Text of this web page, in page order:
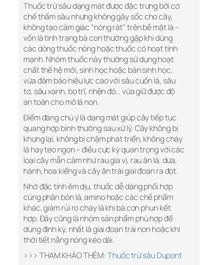
Thuốc trừ sâu dạng mát được đặc trưng bởi cơ
chế thấm sâu nhưng không gây sốc cho cây,
không tạo cảm giác “nóng rát” trên bề mặt lá –
vốn là tình trạng bà con thường gặp khi dùng
các dòng thuốc nóng hoặc thuốc có hoạt tính
mạnh. Nhóm thuốc này thường sử dụng hoạt
chất thế hệ mới, sinh học hoặc bán sinh học,
vừa đảm bảo hiệu lực cao với sâu cuốn lá, sâu
tơ, sâu xanh, bọ trĩ, nhện đỏ… vừa giữ được độ
an toàn cho mô lá non.
Điểm đáng chú ý là dạng mát giúp cây tiếp tục
quang hợp bình thường sau xử lý. Cây không bị
khựng lại, không bị chậm phát triển, không cháy
lá hay teo ngọn – điều cực kỳ quan trọng với các
loại cây mẫn cảm như rau gia vị, rau ăn lá, dưa,
hành, hoa kiểng và cây ăn trái giai đoạn ra đọt.
Nhờ đặc tính êm dịu, thuốc dễ dàng phối hợp
cùng phân bón lá, amino hoặc các chế phẩm
khác, giảm rủi ro cháy lá khi bà con phun kết
hợp. Đây cũng là nhóm sản phẩm phù hợp để
dùng định kỳ, nhất là giai đoạn trái non hoặc khi
thời tiết nắng nóng kéo dài.
>>> THAM KHẢO THÊM: Thuốc trừ sâu Dupont